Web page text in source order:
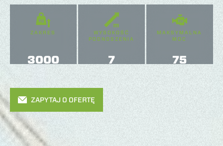
ZAKRES
3000
WYSOKOŚĆ
PODNOSZENIA
7
MAKSYMALNA
MOC
75
ZAPYTAJ O OFERTĘ